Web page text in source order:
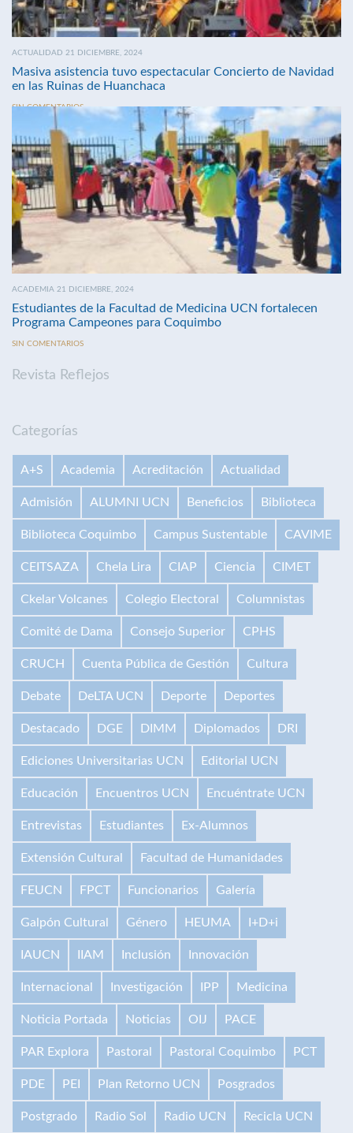
ACTUALIDAD 21 DICIEMBRE, 2024
Masiva asistencia tuvo espectacular Concierto de Navidad
en las Ruinas de Huanchaca
SIN COMENTARIOS
ACADEMIA 21 DICIEMBRE, 2024
Estudiantes de la Facultad de Medicina UCN fortalecen
Programa Campeones para Coquimbo
SIN COMENTARIOS
Revista Reflejos
Categorías
A+S Academia Acreditación Actualidad
Admisión ALUMNI UCN Beneficios Biblioteca
Biblioteca Coquimbo Campus Sustentable CAVIME
CEITSAZA Chela Lira CIAP Ciencia CIMET
Ckelar Volcanes Colegio Electoral Columnistas
Comité de Dama Consejo Superior CPHS
CRUCH Cuenta Pública de Gestión Cultura
Debate DeLTA UCN Deporte Deportes
Destacado DGE DIMM Diplomados DRI
Ediciones Universitarias UCN Editorial UCN
Educación Encuentros UCN Encuéntrate UCN
Entrevistas Estudiantes Ex-Alumnos
Extensión Cultural Facultad de Humanidades
FEUCN FPCT Funcionarios Galería
Galpón Cultural Género HEUMA I+D+i
IAUCN IIAM Inclusión Innovación
Internacional Investigación IPP Medicina
Noticia Portada Noticias OIJ PACE
PAR Explora Pastoral Pastoral Coquimbo PCT
PDE PEI Plan Retorno UCN Posgrados
Postgrado Radio Sol Radio UCN Recicla UCN